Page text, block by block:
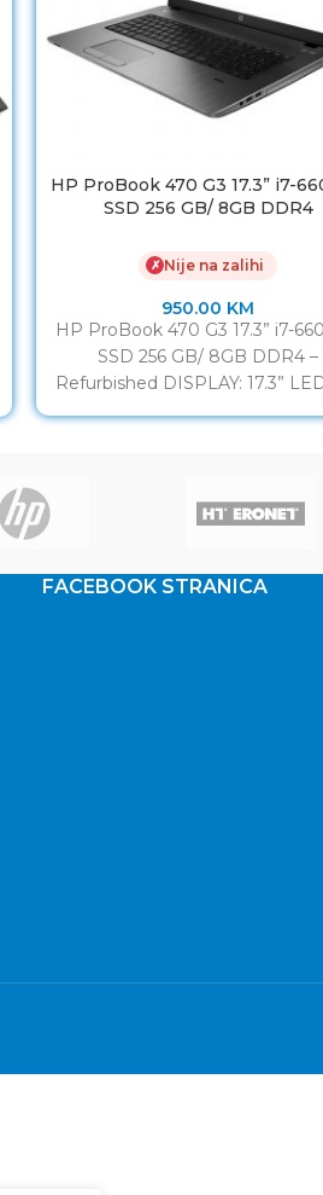
HP ProBook 470 G3 17.3” i7-
SSD 256 GB/ 8GB DDR4
✗ Nije na zalihi
950.00 KM
HP ProBook 470 G3 17.3” i7-
SSD 256 GB/ 8GB DDR4 –
Refurbished DISPLAY: 17.3”
FACEBOOK STRANICA